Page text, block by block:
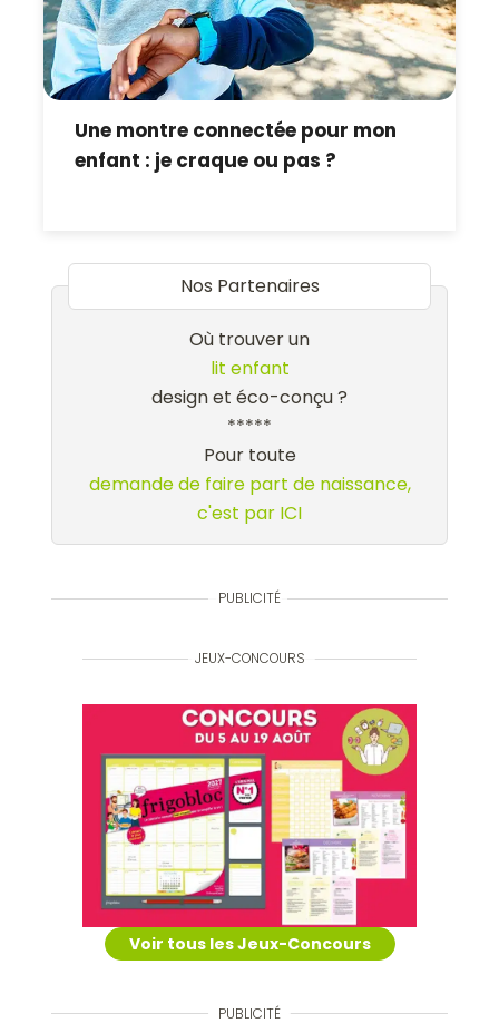
Une montre connectée pour mon
enfant : je craque ou pas ?
Nos Partenaires
Où trouver un
lit enfant
design et éco-conçu ?
*****
Pour toute
demande de faire part de naissance,
c'est par ICI
PUBLICITÉ
JEUX-CONCOURS
Voir tous les Jeux-Concours
PUBLICITÉ